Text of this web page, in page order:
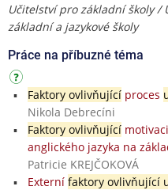
Učitelství pro základní školy /
základní a jazykové školy
Práce na příbuzné téma
Faktory ovlivňujícíproces
Nikola Debrecíni
Faktory ovlivňující
anglického jazyka na
Patricie KREJČOKOVÁ
Externí faktory ovlivňující